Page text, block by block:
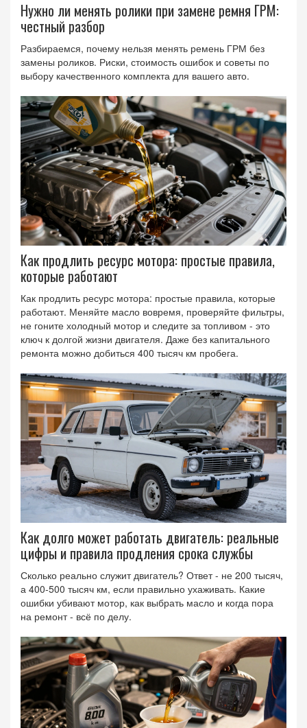
Нужно ли менять ролики при замене ремня ГРМ:
честный разбор
Разбираемся, почему нельзя менять ремень ГРМ без
замены роликов. Риски, стоимость ошибок и советы по
выбору качественного комплекта для вашего авто.
Как продлить ресурс мотора: простые правила,
которые работают
Как продлить ресурс мотора: простые правила, которые
работают. Меняйте масло вовремя, проверяйте фильтры,
не гоните холодный мотор и следите за топливом - это
ключ к долгой жизни двигателя. Даже без капитального
ремонта можно добиться 400 тысяч км пробега.
Как долго может работать двигатель: реальные
цифры и правила продления срока службы
Сколько реально служит двигатель? Ответ - не 200 тысяч,
а 400-500 тысяч км, если правильно ухаживать. Какие
ошибки убивают мотор, как выбрать масло и когда пора
на ремонт - всё по делу.